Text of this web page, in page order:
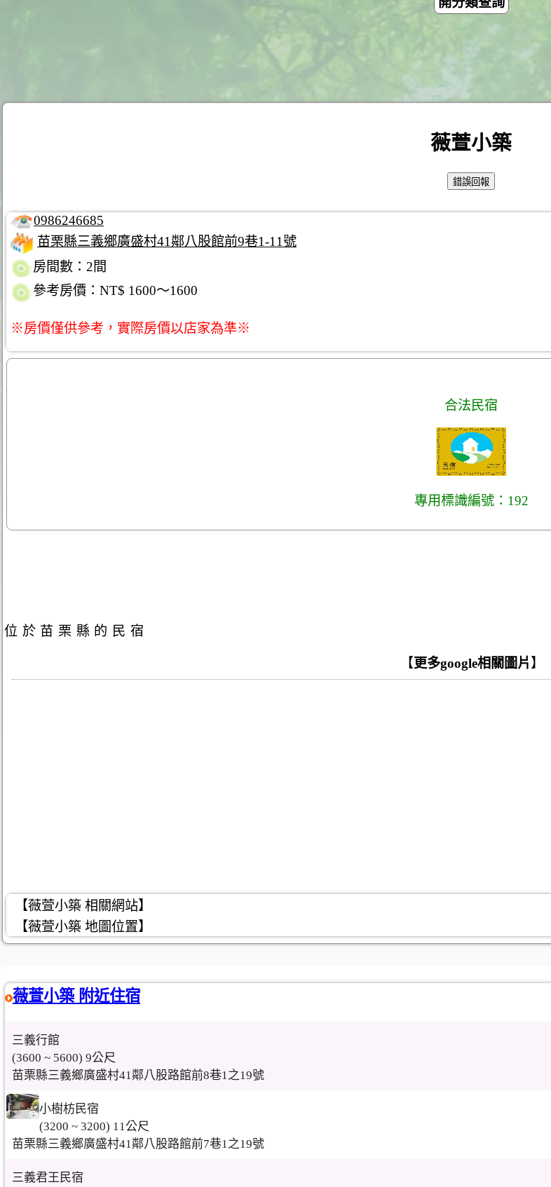
薇萱小築
0986246685
苗栗縣三義鄉廣盛村41鄰八股館前9巷1-11號
房間數：2間
參考房價：NT$ 1600～1600
※房價僅供參考，實際房價以店家為準※
合法民宿
專用標識編號：192
位於苗栗縣的民宿
【更多google相關圖片 】
【薇萱小築 相關網站】
【薇萱小築 地圖位置】
薇萱小築 附近住宿
三義行館
(3600 ~ 5600) 9公尺
苗栗縣三義鄉廣盛村41鄰八股路館前8巷1之19號
小樹枋民宿
(3200 ~ 3200) 11公尺
苗栗縣三義鄉廣盛村41鄰八股路館前7巷1之19號
三義君王民宿